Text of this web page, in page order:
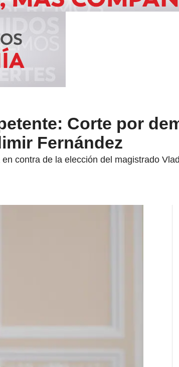
Corte por
Fernández
contra de la elección del magistrado